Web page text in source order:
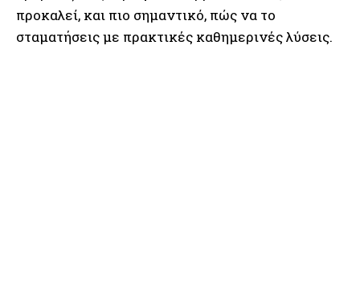
προκαλεί, και πιο σημαντικό, πώς να το
σταματήσεις με πρακτικές καθημερινές λύσεις.